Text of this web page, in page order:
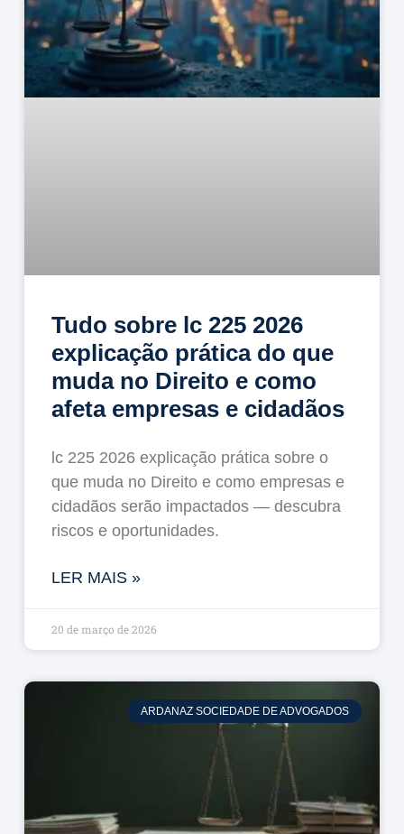
Tudo sobre lc 225 2026
explicação prática do que
muda no Direito e como
afeta empresas e cidadãos
lc 225 2026 explicação prática sobre o
que muda no Direito e como empresas e
cidadãos serão impactados — descubra
riscos e oportunidades.
LER MAIS »
20 de março de 2026
ARDANAZ SOCIEDADE DE ADVOGADOS